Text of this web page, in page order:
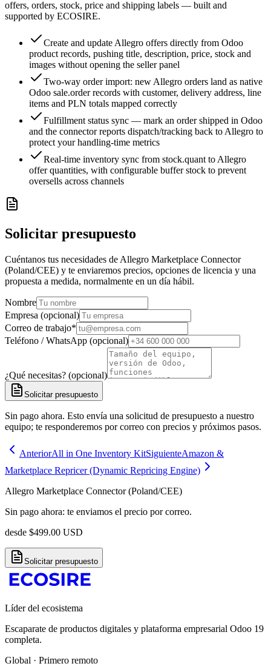
offers, orders, stock, price and shipping labels — built and
supported by ECOSIRE.
Create and update Allegro offers directly from Odoo
product records, pushing title, description, price, stock and
images without opening the seller panel
Two-way order import: new Allegro orders land as native
Odoo sale.order records with customer, delivery address, line
items and PLN totals mapped correctly
Fulfillment status sync — mark an order shipped in Odoo
and the connector reports dispatch/tracking back to Allegro to
protect your handling-time metrics
Real-time inventory sync from stock.quant to Allegro
offer quantities, with configurable buffer stock to prevent
oversells across channels
Solicitar presupuesto
Cuéntanos tus necesidades de Allegro Marketplace Connector
(Poland/CEE) y te enviaremos precios, opciones de licencia y una
propuesta a medida, normalmente en un día hábil.
Nombre
Empresa (opcional)
Correo de trabajo*
Teléfono / WhatsApp (opcional)
¿Qué necesitas? (opcional)
Solicitar presupuesto
Sin pago ahora. Esto envía una solicitud de presupuesto a nuestro
equipo; te responderemos por correo con precios y próximos pasos.
AnteriorAll in One Inventory KitSiguienteAmazon &
Marketplace Repricer (Dynamic Repricing Engine)
Allegro Marketplace Connector (Poland/CEE)
Sin pago ahora: te enviamos el precio por correo.
desde $499.00 USD
Solicitar presupuesto
Líder del ecosistema
Escaparate de productos digitales y plataforma empresarial Odoo 19
completa.
Global · Primero remoto